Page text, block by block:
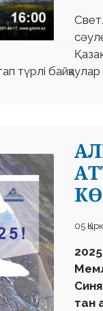
түрлі
05
тан